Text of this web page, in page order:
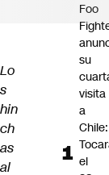
Lo
s
hin
ch
as
al
Foo
su
visita
a
Chile:
el